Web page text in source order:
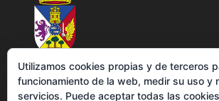
Utilizamos cookies propias y de terceros
funcionamiento de la web, medir su uso y
servicios. Puede aceptar todas las